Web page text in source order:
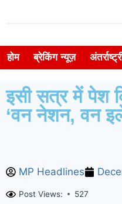
होम ब्रेकिंग न्यूज़
इसी सत्र में पेश
‘वन नेशन, वन
MP Headlines
Post Views: 527